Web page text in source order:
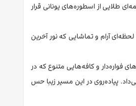
و مجسمه‌ای طلایی از اسطوره‌های یونانی قرار
آرام و تماشایی که نور آخرین
فواره‌دار و کافه‌هایی متنوع که در
پیاده‌روی در این مسیر زیبا حس